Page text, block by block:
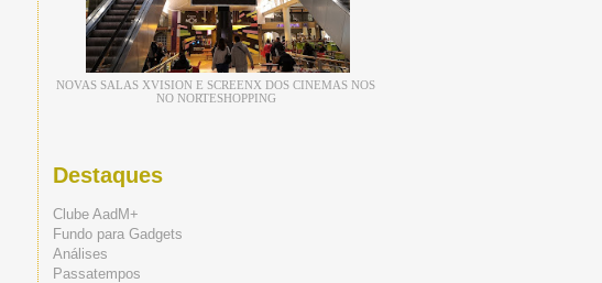
NOVAS SALAS XVISION E SCREENX DOS CINEMAS NOS
NO NORTESHOPPING
Destaques
Clube AadM+
Fundo para Gadgets
Análises
Passatempos